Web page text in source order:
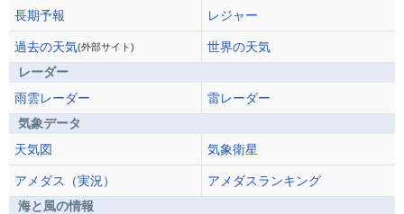
長期予報 レジャー
過去の天気(外部サイト)
世界の天気
レーダー
雨雲レーダー
雷レーダー
気象データ
天気図
気象衛星
アメダス（実況）
アメダスランキング
海と風の情報